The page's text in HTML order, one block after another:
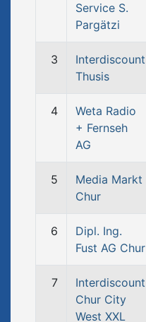
Service S.
Pargätzi
3
Interdiscount
Thusis
4
Weta Radio
+ Fernseh
AG
5
Media Markt
Chur
6
Dipl. Ing.
Fust AG Chur
7
Interdiscount
Chur City
West XXL